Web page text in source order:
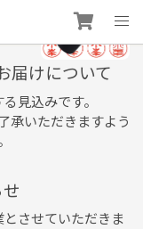
届けについて
見込みです。
承いただきますよう
させていただきま